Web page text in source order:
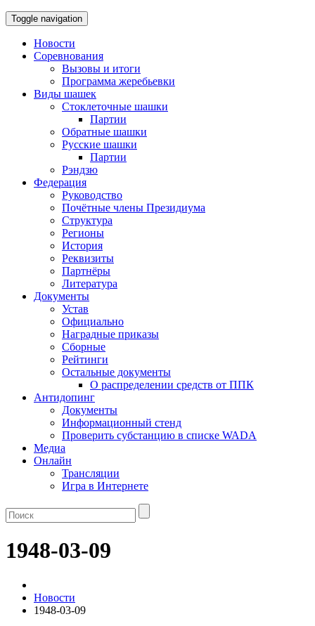
Toggle navigation
Новости
Соревнования
Вызовы и итоги
Программа жеребьевки
Виды шашек
Стоклеточные шашки
Партии
Обратные шашки
Русские шашки
Партии
Рэндзю
Федерация
Руководство
Почётные члены Президиума
Структура
Регионы
История
Реквизиты
Партнёры
Литература
Документы
Устав
Официально
Наградные приказы
Сборные
Рейтинги
Остальные документы
О распределении средств от ППК
Антидопинг
Документы
Информационный стенд
Проверить субстанцию в списке WADA
Медиа
Онлайн
Трансляции
Игра в Интернете
1948-03-09
Новости
1948-03-09